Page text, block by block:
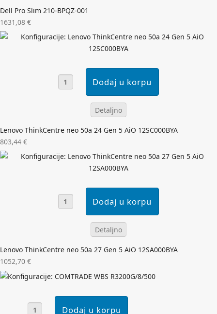
Dell Pro Slim 210-BPQZ-001
1631,08 €
Detaljno
Lenovo ThinkCentre neo 50a 24 Gen 5 AiO 12SC000BYA
803,44 €
Detaljno
Lenovo ThinkCentre neo 50a 27 Gen 5 AiO 12SA000BYA
1052,70 €